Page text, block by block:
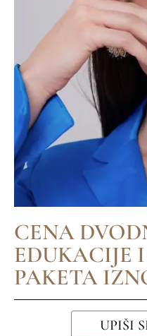
CENA
EDUKACIJE
PAKETA
UPIŠI